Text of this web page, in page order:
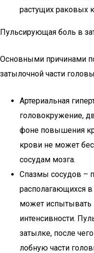
растущих раковых
Пульсирующая боль в
Основными причинами
затылочной части
Артериальная
головокружение,
фоне повышения
крови не может
сосудам мозга.
Спазмы сосудов –
располагающихся в
может испытывать
интенсивности.
затылке, после
лобную части